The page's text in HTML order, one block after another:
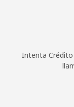
Intenta Crédito